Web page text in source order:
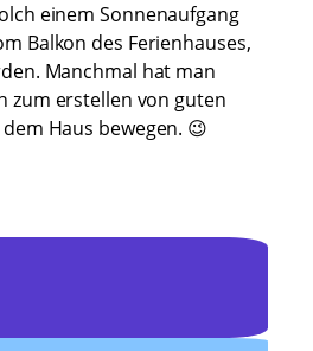
einem Sonnenaufgang
Balkon des Ferienhauses,
Manchmal hat man
zum erstellen von guten
Haus bewegen. 😉